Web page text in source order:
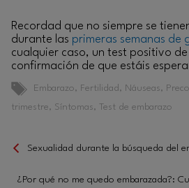
Recordad que no siempre se
durante las primeras semanas de
cualquier caso, un test positivo
confirmación de que estáis
Embarazo, Fertilidad , Náuseas,
trimestre, Síntomas, Test de embarazo
¿Por qué no me quedo embarazada?:
Sexualidad durante la búsqueda del